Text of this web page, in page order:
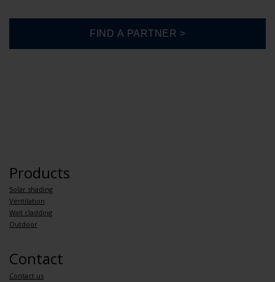
Products
Solar shading
Ventilation
Wall cladding
Outdoor
Contact
Contact us